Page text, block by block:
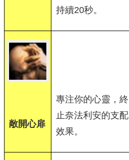
持續20秒。
敞開心扉
專注你的心靈，終
止奈法利安的支配
效果。